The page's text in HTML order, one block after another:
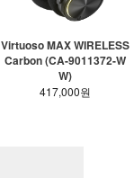
Virtuoso MAX WIRELESS
Carbon (CA-9011372-W
W)
417,000원